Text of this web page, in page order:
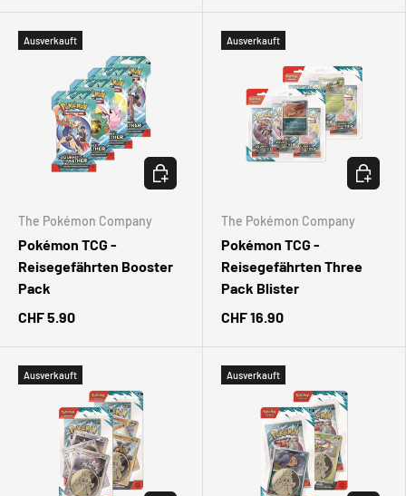
Ausverkauft
The Pokémon Company
Pokémon TCG -
Reisegefährten Booster
Pack
CHF 5.90
OPTIONEN AUSWÄHLEN
Ausverkauft
The Pokémon Company
Pokémon TCG -
Reisegefährten Three
Pack Blister
CHF 16.90
Ausverkauft Ausverkauft